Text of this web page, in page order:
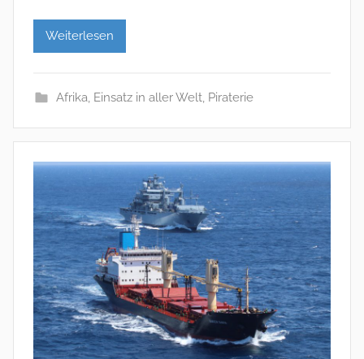
Weiterlesen
Afrika, Einsatz in aller Welt, Piraterie